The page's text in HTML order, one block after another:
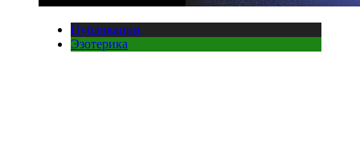
Публикации
Эзотерика